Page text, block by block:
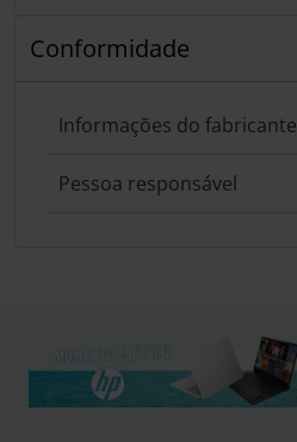
Conformidade
Informações do fabricante
Pessoa responsável